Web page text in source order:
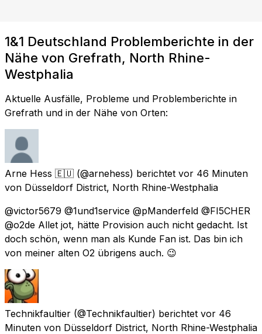
1&1 Deutschland Problemberichte in der
Nähe von Grefrath, North Rhine-
Westphalia
Aktuelle Ausfälle, Probleme und Problemberichte in
Grefrath und in der Nähe von Orten:
Arne Hess 🇪🇺 (@arnehess) berichtet vor 46 Minuten
von Düsseldorf District, North Rhine-Westphalia
@victor5679 @1und1service @pManderfeld @FI5CHER
@o2de Allet jot, hätte Provision auch nicht gedacht. Ist
doch schön, wenn man als Kunde Fan ist. Das bin ich
von meiner alten O2 übrigens auch. 😉
Technikfaultier (@Technikfaultier) berichtet vor 46
Minuten von Düsseldorf District, North Rhine-Westphalia